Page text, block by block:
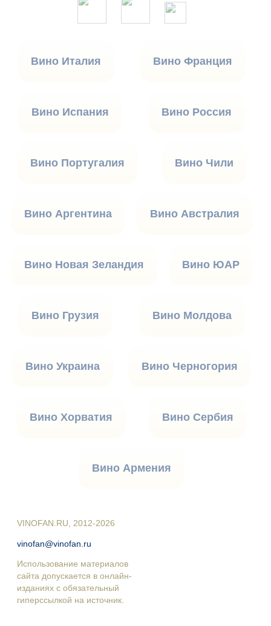
Вино Италия Вино Франция
Вино Испания Вино Россия
Вино Португалия Вино Чили
Вино Аргентина Вино Австралия
Вино Новая Зеландия Вино ЮАР
Вино Грузия Вино Молдова
Вино Украина Вино Черногория
Вино Хорватия Вино Сербия
Вино Армения
VINOFAN.RU, 2012-2026
vinofan@vinofan.ru
Использование материалов
сайта допускается в онлайн-
изданиях с обязательный
гиперссылкой на источник.